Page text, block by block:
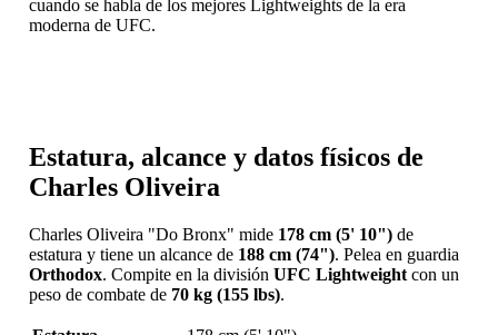
cuando se habla de los mejores Lightweights de la era
moderna de UFC.
Estatura, alcance y datos físicos de
Charles Oliveira
Charles Oliveira "Do Bronx" mide 178 cm (5' 10")de
estatura y tiene un alcance de 188 cm (74"). Pelea en guardia
Orthodox. Compite en la división UFC Lightweightcon un
peso de combate de 70 kg (155 lbs).